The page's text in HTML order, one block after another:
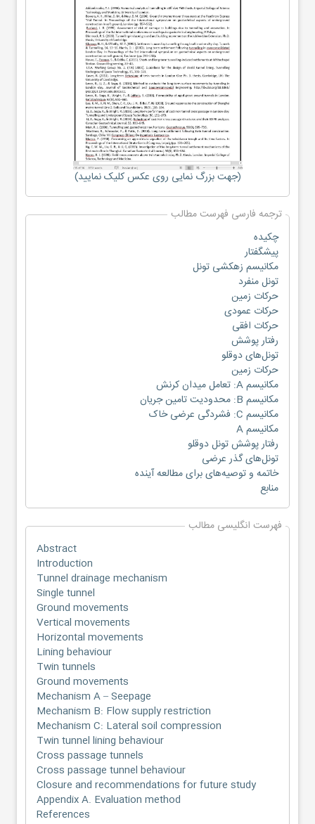
(جهت بزرگ نمایی روی عکس کلیک نمایید)
ترجمه فارسی فهرست مطالب
چکیده
پیشگفتار
مکانیسم زهکشی تونل
تونل منفرد
حرکات زمین
حرکات عمودی
حرکات افقی
رفتار پوشش
تونل‌های دوقلو
حرکات زمین
مکانیسم A: تعامل میدان کرنش
مکانیسم B: محدودیت تامین جریان
مکانیسم C: فشردگی عرضی خاک
مکانیسم A
رفتار پوشش تونل دوقلو
تونل‌های گذر عرضی
خاتمه و توصیه‌های برای مطالعه آینده
منابع
فهرست انگلیسی مطالب
Abstract
Introduction
Tunnel drainage mechanism
Single tunnel
Ground movements
Vertical movements
Horizontal movements
Lining behaviour
Twin tunnels
Ground movements
Mechanism A – Seepage
Mechanism B: Flow supply restriction
Mechanism C: Lateral soil compression
Twin tunnel lining behaviour
Cross passage tunnels
Cross passage tunnel behaviour
Closure and recommendations for future study
Appendix A. Evaluation method
References